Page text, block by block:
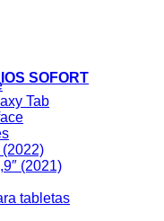
SOFORT
Tab
(2022)
(2021)
tabletas